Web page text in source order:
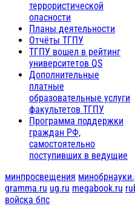
террористической
опасности
Планы деятельности
Отчёты ТГПУ
ТГПУ вошел в рейтинг
университетов QS
Дополнительные
платные
образовательные услуги
факультетов ТГПУ
Программа поддержки
граждан РФ,
самостоятельно
поступивших в ведущие
минпросвещения
gramma.ru ug.ru megabook.ru
войска бпс